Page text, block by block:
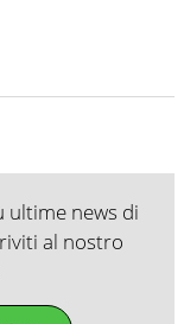
ultime news di
al nostro